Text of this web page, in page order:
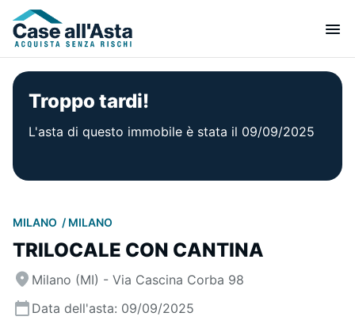
Troppo tardi!
L'asta di questo immobile è stata il 09/09/2025
MILANO MILANO
TRILOCALE CON CANTINA
Milano (MI) - Via Cascina Corba 98
Data dell'asta: 09/09/2025